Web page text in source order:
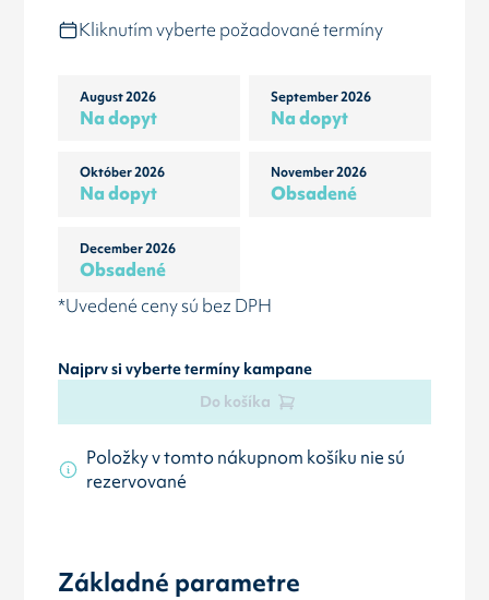
Kliknutím vyberte požadované termíny
August 2026
Na dopyt
September 2026
Na dopyt
Október 2026
Na dopyt
November 2026
Obsadené
December 2026
Obsadené
*Uvedené ceny sú bez DPH
Najprv si vyberte termíny kampane
Do košíka
Položky v tomto nákupnom košíku nie sú
rezervované
Základné parametre